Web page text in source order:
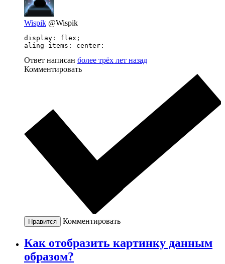
Wispik @Wispik
display: flex;
aling-items: center:
Ответ написан более трёх лет назад
Комментировать
Нравится Комментировать
Как отобразить картинку данным
образом?